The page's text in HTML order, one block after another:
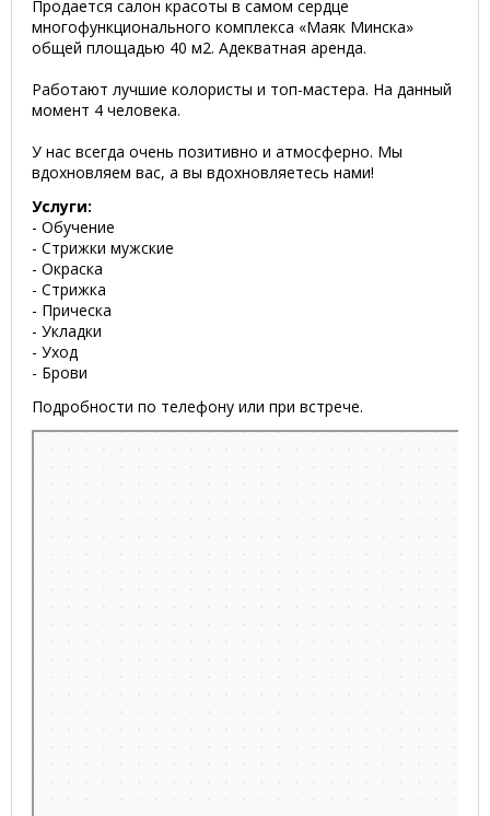
Продается салон красоты в самом сердце
многофункционального комплекса «Маяк Минска»
общей площадью 40 м2. Адекватная аренда.
Работают лучшие колористы и топ-мастера. На данный
момент 4 человека.
У нас всегда очень позитивно и атмосферно. Мы
вдохновляем вас, а вы вдохновляетесь нами!
Услуги:
- Обучение
- Стрижки мужские
- Окраска
- Стрижка
- Прическа
- Укладки
- Уход
- Брови
Подробности по телефону или при встрече.